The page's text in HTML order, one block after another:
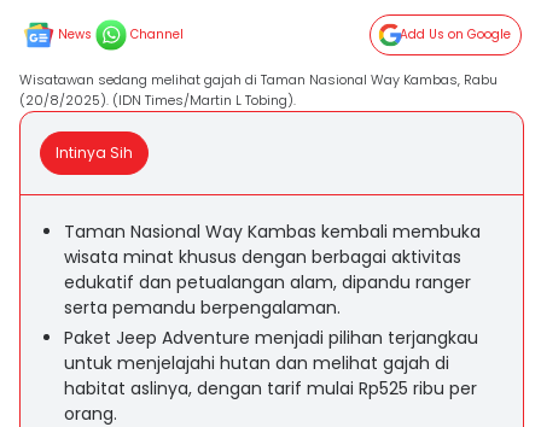
News Channel Add Us on Google
Wisatawan sedang melihat gajah di Taman Nasional Way Kambas, Rabu
(20/8/2025). (IDN Times/Martin L Tobing).
Intinya Sih
Taman Nasional Way Kambas kembali membuka
wisata minat khusus dengan berbagai aktivitas
edukatif dan petualangan alam, dipandu ranger
serta pemandu berpengalaman.
Paket Jeep Adventure menjadi pilihan terjangkau
untuk menjelajahi hutan dan melihat gajah di
habitat aslinya, dengan tarif mulai Rp525 ribu per
orang.